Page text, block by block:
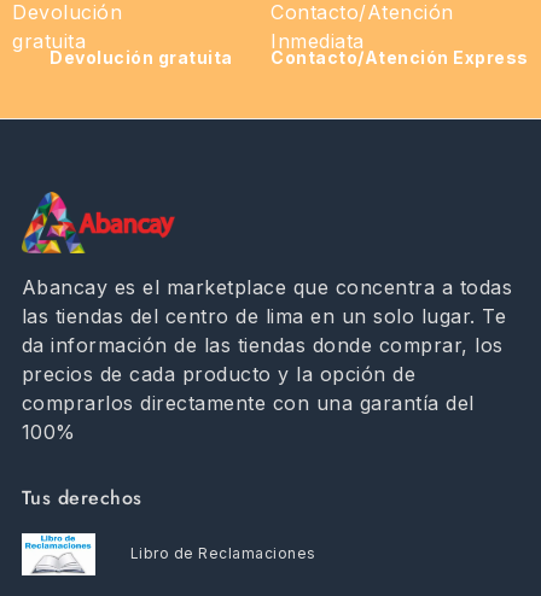
Devolución gratuita Contacto/Atención Express
Abancay es el marketplace que concentra a todas
las tiendas del centro de lima en un solo lugar. Te
da información de las tiendas donde comprar, los
precios de cada producto y la opción de
comprarlos directamente con una garantía del
100%
Tus derechos
Libro de Reclamaciones